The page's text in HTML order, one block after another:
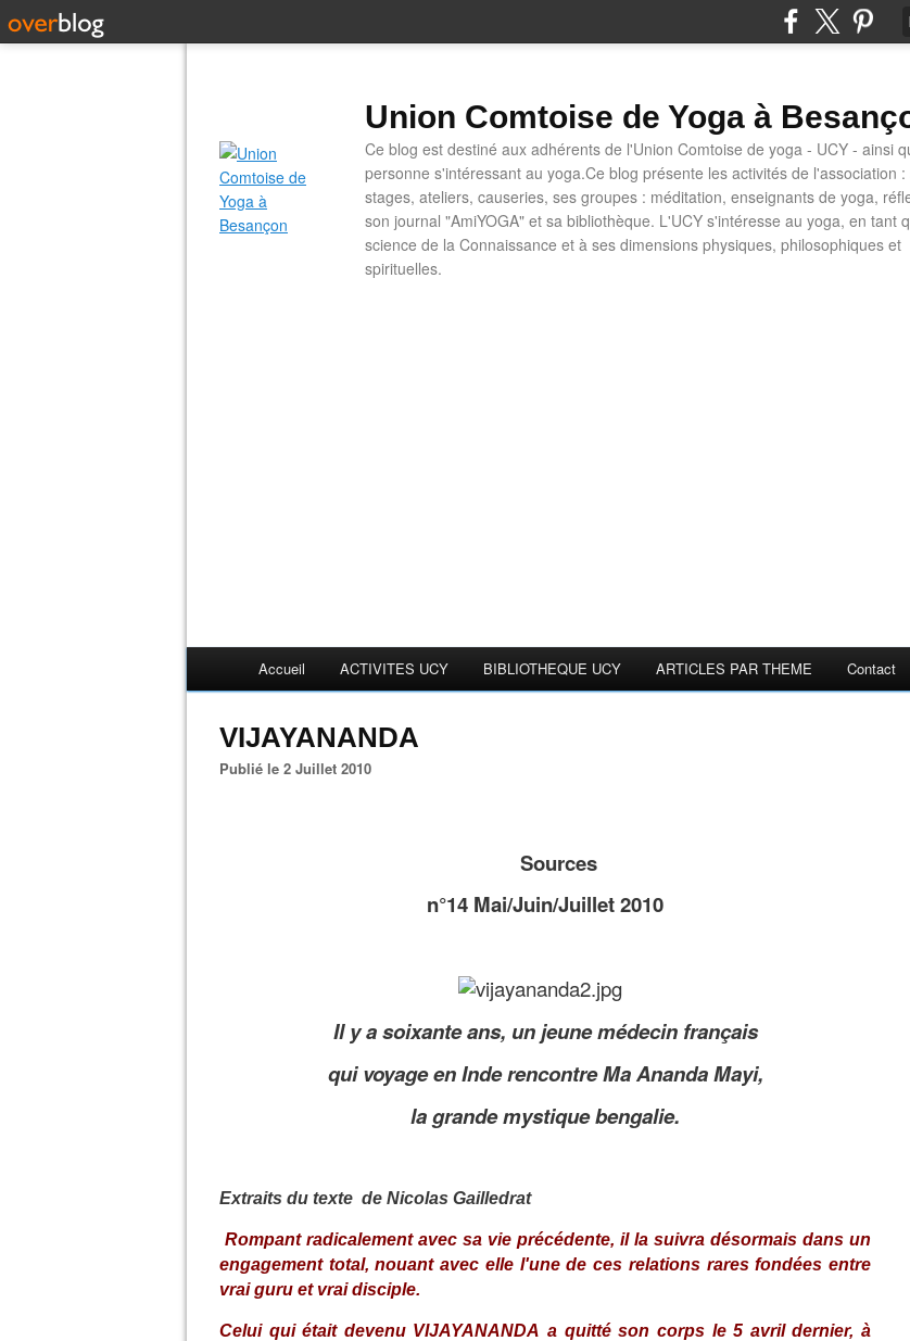
Union Comtoise de Yoga à
Ce blog est destiné aux adhérents de l'Union Comtoise de yoga - UCY - ainsi
personne s'intéressant au yoga.Ce blog présente les activités de l'association :
stages, ateliers, causeries, ses groupes : méditation, enseignants de yoga,
son journal "AmiYOGA" et sa bibliothèque. L'UCY s'intéresse au yoga, en tant
science de la Connaissance et à ses dimensions physiques, philosophiques et
spirituelles.
Accueil ACTIVITES UCY BIBLIOTHEQUE UCY ARTICLES PAR THEME Contact
VIJAYANANDA
Publié le 2 Juillet 2010
Sources
n°14 Mai/Juin/Juillet 2010
Il y a soixante ans, un jeune médecin français
qui voyage en Inde rencontre Ma Ananda Mayi,
la grande mystique bengalie.
Extraits du texte de Nicolas Gailledrat
Rompant radicalement avec sa vie précédente, il la suivra désormais dans un
engagement total, nouant avec elle l'une de ces relations rares fondées entre
vrai guru et vrai disciple.
Celui qui était devenu VIJAYANANDA a quitté son corps le 5 avril dernier, à